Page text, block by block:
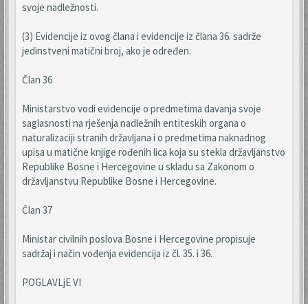
svoje nadležnosti.
(3) Evidencije iz ovog člana i evidencije iz člana 36. sadrže
jedinstveni matični broj, ako je određen.
Član 36
Ministarstvo vodi evidencije o predmetima davanja svoje
saglasnosti na rješenja nadležnih entiteskih organa o
naturalizaciji stranih državljana i o predmetima naknadnog
upisa u matične knjige rođenih lica koja su stekla državljanstvo
Republike Bosne i Hercegovine u skladu sa Zakonom o
državljanstvu Republike Bosne i Hercegovine.
Član 37
Ministar civilnih poslova Bosne i Hercegovine propisuje
sadržaj i način vođenja evidencija iz čl. 35. i 36.
POGLAVLjE VI